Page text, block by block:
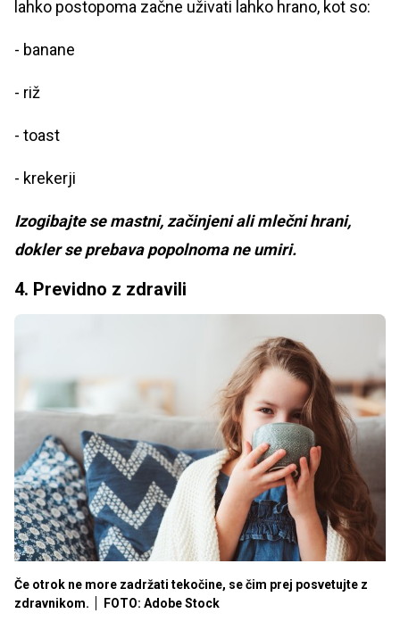
lahko postopoma začne uživati lahko hrano, kot so:
- banane
- riž
- toast
- krekerji
Izogibajte se mastni, začinjeni ali mlečni hrani,
dokler se prebava popolnoma ne umiri.
4. Previdno z zdravili
Če otrok ne more zadržati tekočine, se čim prej posvetujte z
zdravnikom.
FOTO: Adobe Stock